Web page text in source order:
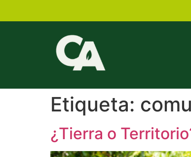
Etiqueta:
¿Tierra o